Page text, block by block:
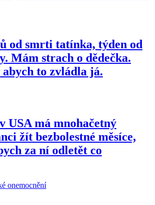
od smrti tatínka, týden od
Mám strach o dědečka.
to zvládla já.
USA má mnohačetný
žít bezbolestné měsíce,
za ní odletět co
onemocnění